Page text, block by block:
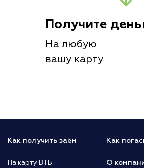
Получите
На любую
вашу карту
Как получить заём
На карту ВТБ
Как
О